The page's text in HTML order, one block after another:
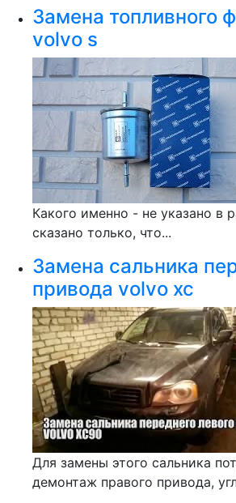
Замена топливного
volvo s
Какого именно - не указано в
сказано только, что...
Замена сальника
привода volvo xc
Для замены этого сальника
демонтаж правого привода,